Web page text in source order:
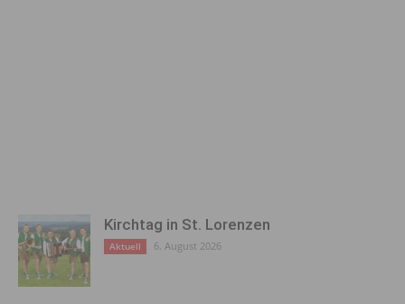
Kirchtag in St. Lorenzen
Aktuell 6. August 2026